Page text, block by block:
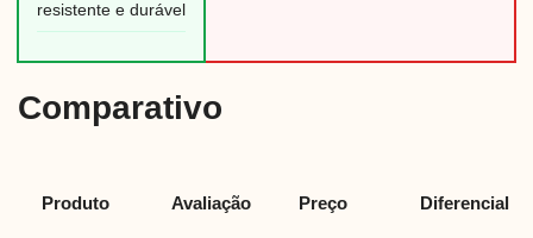
resistente e durável
Comparativo
Produto Avaliação Preço Diferencial